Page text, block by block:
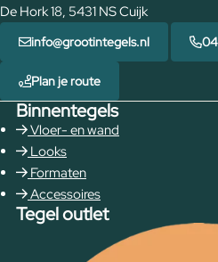
De Hork 18, 5431 NS Cuijk
info@grootintegels.nl
Plan je route
Binnentegels
Vloer- en wand
Looks
Formaten
Accessoires
Tegel outlet